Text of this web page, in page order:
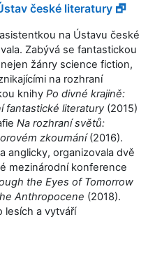
české literatury 🗗
na Ústavu české
Zabývá se fantastickou
žánry science fiction,
na rozhraní
knihy Po divné krajině:
fantastické literatury (2015)
Na rozhraní světů:
zkoumání(2016).
anglicky, organizovala dvě
mezinárodní konference
the Eyes of Tomorrow
Anthropocene (2018).
lesích a vytváří